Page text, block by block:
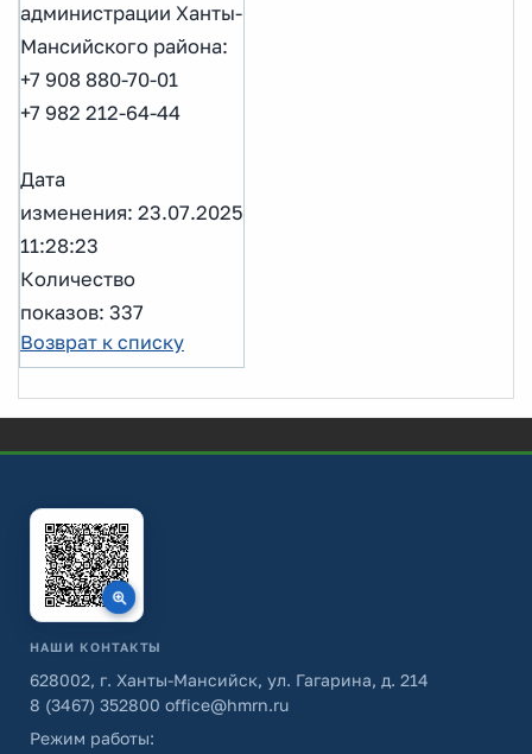
администрации Ханты-
Мансийского района:
+7 908 880-70-01
+7 982 212-64-44
Дата
изменения: 23.07.2025
11:28:23
Количество
показов: 337
Возврат к списку
НАШИ КОНТАКТЫ
628002, г. Ханты-Мансийск, ул. Гагарина, д. 214
8 (3467) 352800 office@hmrn.ru
Режим работы: